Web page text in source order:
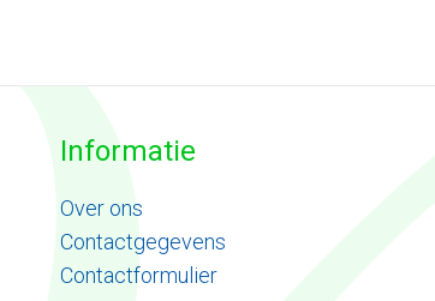
Informatie
Overons
Contactgegevens
Contactformulier